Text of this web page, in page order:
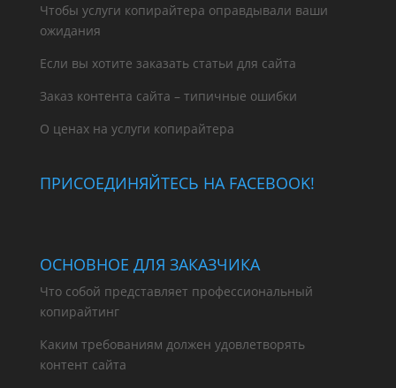
Чтобы услуги копирайтера оправдывали ваши
ожидания
Если вы хотите заказать статьи для сайта
Заказ контента сайта – типичные ошибки
О ценах на услуги копирайтера
ПРИСОЕДИНЯЙТЕСЬ НА FACEBOOK!
ОСНОВНОЕ ДЛЯ ЗАКАЗЧИКА
Что собой представляет профессиональный
копирайтинг
Каким требованиям должен удовлетворять
контент сайта